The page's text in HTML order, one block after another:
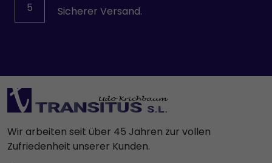
5 Sicherer Versand.
Wir arbeiten seit über 45 Jahren zur vollen
Zufriedenheit unserer Kunden.